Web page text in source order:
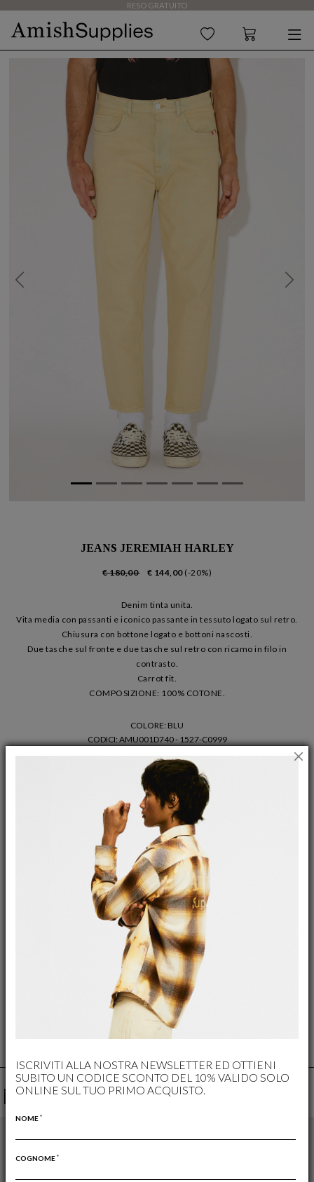
RESO GRATUITO
Previous Next
JEANS JEREMIAH HARLEY
€ 180,00 € 144,00 (-20%)
Denim tinta unita.
Vita media con passanti e iconico passante in tessuto logato sul retro.
Chiusura con bottone logato e bottoni nascosti.
Due tasche sul fronte e due tasche sul retro con ricamo in filo in
contrasto.
Carrot fit.
COMPOSIZIONE: 100% COTONE.
COLORE: BLU
CODICI: AMU001D740 - 1527-C0999
SELEZIONA LA TAGLIA
32 34
38 40
GUIDA ALLE TAGLIE
AGGIUNGI AL CARRELLO
WISHLIST
UOMO /JEANS
RESO GRATUITO
IL RESO È SEMPRE GRATUITO
YOU MAY ALSO LIKE
ISCRIVITI ALLA NOSTRA NEWSLETTER ED OTTIENI
SUBITO UN CODICE SCONTO DEL 10% VALIDO SOLO
ONLINE SUL TUO PRIMO ACQUISTO.
NOME *
COGNOME *